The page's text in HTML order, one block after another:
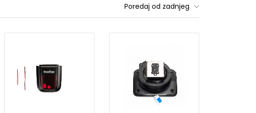
Poredaj od zadnjeg